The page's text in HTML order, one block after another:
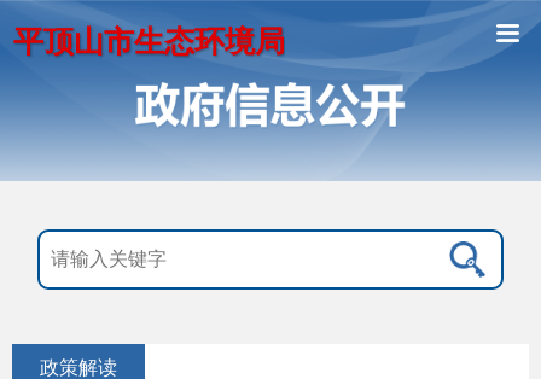
平顶山市生态环境局
政策解读